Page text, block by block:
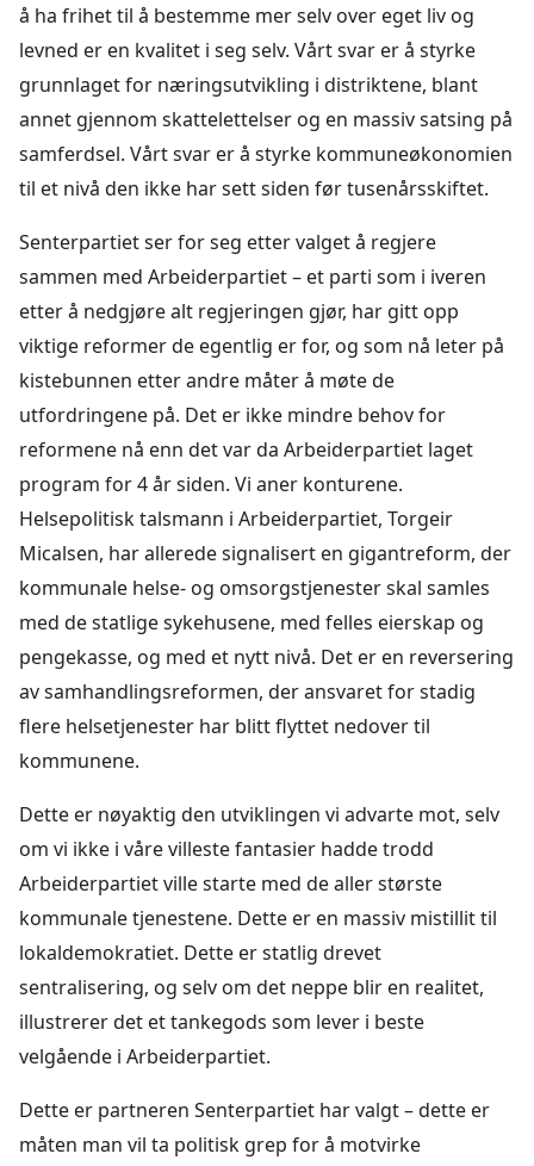
å ha frihet til å bestemme mer selv over eget liv og
levned er en kvalitet i seg selv. Vårt svar er å styrke
grunnlaget for næringsutvikling i distriktene, blant
annet gjennom skattelettelser og en massiv satsing på
samferdsel. Vårt svar er å styrke kommuneøkonomien
til et nivå den ikke har sett siden før tusenårsskiftet.
Senterpartiet ser for seg etter valget å regjere
sammen med Arbeiderpartiet – et parti som i iveren
etter å nedgjøre alt regjeringen gjør, har gitt opp
viktige reformer de egentlig er for, og som nå leter på
kistebunnen etter andre måter å møte de
utfordringene på. Det er ikke mindre behov for
reformene nå enn det var da Arbeiderpartiet laget
program for 4 år siden. Vi aner konturene.
Helsepolitisk talsmann i Arbeiderpartiet, Torgeir
Micalsen, har allerede signalisert en gigantreform, der
kommunale helse- og omsorgstjenester skal samles
med de statlige sykehusene, med felles eierskap og
pengekasse, og med et nytt nivå. Det er en reversering
av samhandlingsreformen, der ansvaret for stadig
flere helsetjenester har blitt flyttet nedover til
kommunene.
Dette er nøyaktig den utviklingen vi advarte mot, selv
om vi ikke i våre villeste fantasier hadde trodd
Arbeiderpartiet ville starte med de aller største
kommunale tjenestene. Dette er en massiv mistillit til
lokaldemokratiet. Dette er statlig drevet
sentralisering, og selv om det neppe blir en realitet,
illustrerer det et tankegods som lever i beste
velgående i Arbeiderpartiet.
Dette er partneren Senterpartiet har valgt – dette er
måten man vil ta politisk grep for å motvirke